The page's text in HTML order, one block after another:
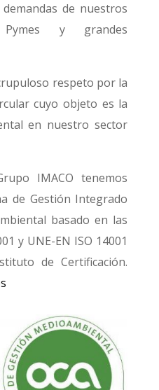
de nuestros
Pymes y grandes
respeto por la
cuyo objeto es la
en nuestro sector
IMACO tenemos
de Gestión Integrado
basado en las
y UNE-EN ISO 14001
de Certificación.